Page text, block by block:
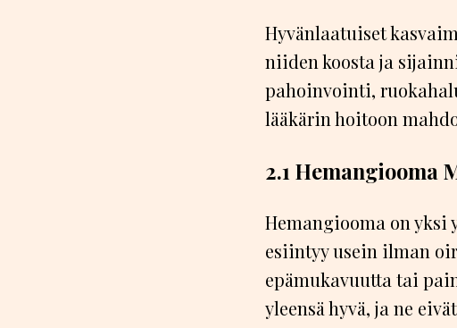
Hyvänlaatuiset
niiden koosta ja
pahoinvointi,
lääkärin hoitoon
2.1 Hemangiooma
Hemangiooma on yksi
esiintyy usein ilman
epämukavuutta tai
yleensä hyvä, ja ne